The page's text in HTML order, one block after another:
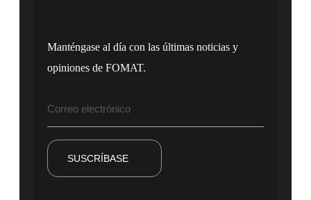
Manténgase al día con las últimas noticias y
opiniones de FOMAT.
SUSCRÍBASE